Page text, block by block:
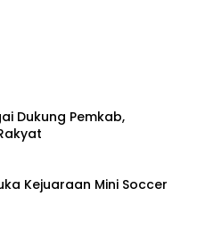
Dukung Pemkab,
Kejuaraan Mini Soccer